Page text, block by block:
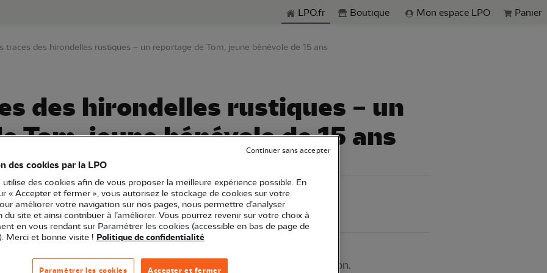
Aller à la rechercheLPO.fr Boutique Mon espace LPO Panier
traces des hirondelles rustiques – un reportage de Tom, jeune bénévole de 15 ans
des hirondelles rustiques – un
Tom, jeune bénévole de 15 ans
de-France
Film
l'environnement
de-France accueillait Tom A., âgé de 15 ans, en stage d'observation.
des cookies par la LPO
utilise des cookies afin de vous proposer la meilleure expérience possible. En
« Accepter et fermer », vous autorisez le stockage de cookies sur votre
améliorer votre navigation sur nos pages, nous permettre d’analyser
du site et ainsi contribuer à l’améliorer. Vous pourrez revenir sur votre choix à
en vous rendant sur Paramétrer les cookies (accessible en bas de page de
Merci et bonne visite ! Politique de confidentialité
Accepter et fermer
Paramétrer les cookies
Continuer sans accepter